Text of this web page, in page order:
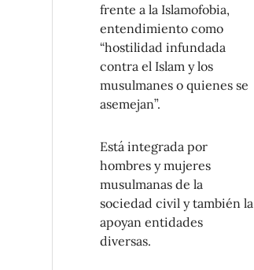
frente a la Islamofobia,
entendimiento como
“hostilidad infundada
contra el Islam y los
musulmanes o quienes se
asemejan”.
Está integrada por
hombres y mujeres
musulmanas de la
sociedad civil y también la
apoyan entidades
diversas.